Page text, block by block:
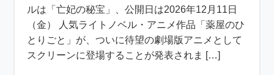
ルは「亡妃の秘宝」、公開日は2026年12月11日
（金） 人気ライトノベル・アニメ作品「薬屋のひ
とりごと」が、ついに待望の劇場版アニメとして
スクリーンに登場することが発表されま […]